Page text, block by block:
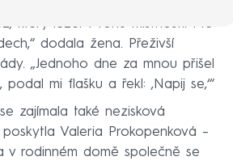
který ležel v rohu místnosti. Mě
dodala žena. Přeživší
„Jednoho dne za mnou přišel
mi flašku a řekl: ‚Napij se,‘“
zajímala také nezisková
Valeria Prokopenková –
v rodinném domě společně se